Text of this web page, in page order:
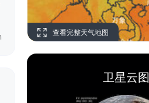
查看完整天气地图
卫星云图